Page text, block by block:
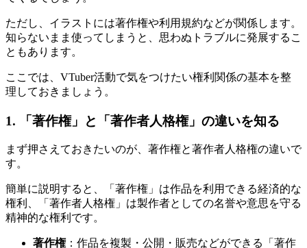
ただし、イラストには著作権や利用規約などが関係します。
知らないまま使ってしまうと、思わぬトラブルに発展するこ
ともあります。
ここでは、VTuber活動で気をつけたい権利関係の基本を整
理しておきましょう。
1. 「著作権」と「著作者人格権」の違いを知る
まず押さえておきたいのが、著作権と著作者人格権の違いで
す。
簡単に説明すると、「著作権」は作品を利用できる経済的な
権利、「著作者人格権」は製作者としての名誉や意思を守る
精神的な権利です。
著作権：作品を複製・公開・販売などができる「著作